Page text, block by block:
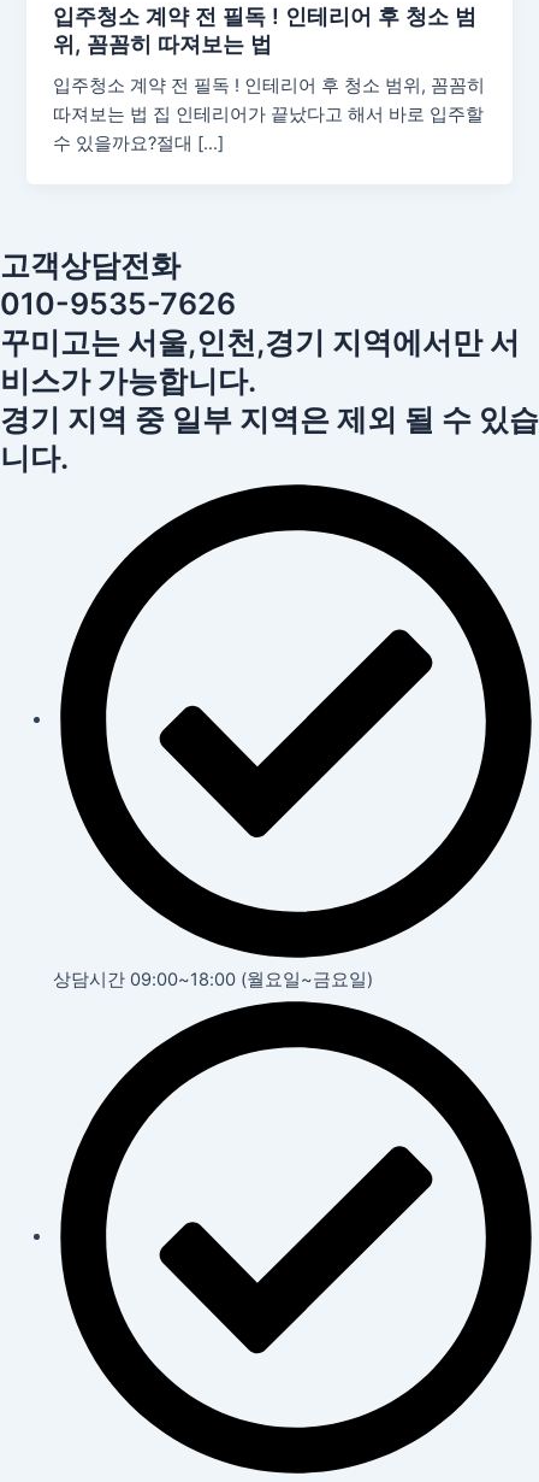
입주청소 계약 전 필독 ! 인테리어 후 청소 범
위, 꼼꼼히 따져보는 법
입주청소 계약 전 필독 ! 인테리어 후 청소 범위, 꼼꼼히
따져보는 법 집 인테리어가 끝났다고 해서 바로 입주할
수 있을까요?절대 […]
고객상담전화
010-9535-7626
꾸미고는 서울,인천,경기 지역에서만 서
비스가 가능합니다.
경기 지역 중 일부 지역은 제외 될 수 있습
니다.
상담시간 09:00~18:00 (월요일~금요일)